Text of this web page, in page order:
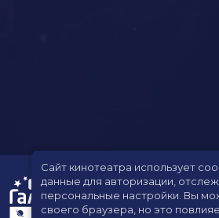
Сайт кинотеатра использует
данные для авторизации,
персональные настройки. Вы
своего браузера, но это